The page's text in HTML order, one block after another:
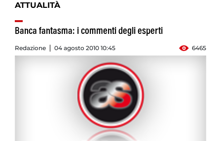
ATTUALITÀ
Banca fantasma: i commenti degli esperti
Redazione 04 agosto 2010 10:45 6465